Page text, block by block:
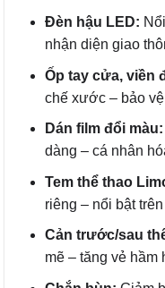
Đèn hậu LED:
nhận diện giao
Ốp tay cửa, viền
chế xước – bảo
Dán film đổi màu:
dàng – cá nhân
Tem thể thao
riêng – nổi bật
Cản trước/sau
mẽ – tăng vẻ hầm